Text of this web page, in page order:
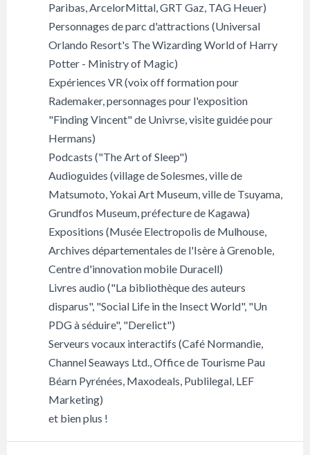
Paribas, ArcelorMittal, GRT Gaz, TAG Heuer)
Personnages de parc d'attractions (Universal
Orlando Resort's The Wizarding World of Harry
Potter - Ministry of Magic)
Expériences VR (voix off formation pour
Rademaker, personnages pour l'exposition
"Finding Vincent" de Univrse, visite guidée pour
Hermans)
Podcasts ("The Art of Sleep")
Audioguides (village de Solesmes, ville de
Matsumoto, Yokai Art Museum, ville de Tsuyama,
Grundfos Museum, préfecture de Kagawa)
Expositions (Musée Electropolis de Mulhouse,
Archives départementales de l'Isère à Grenoble,
Centre d'innovation mobile Duracell)
Livres audio ("La bibliothèque des auteurs
disparus", "Social Life in the Insect World", "Un
PDG à séduire", "Derelict")
Serveurs vocaux interactifs (Café Normandie,
Channel Seaways Ltd., Office de Tourisme Pau
Béarn Pyrénées, Maxodeals, Publilegal, LEF
Marketing)
et bien plus !